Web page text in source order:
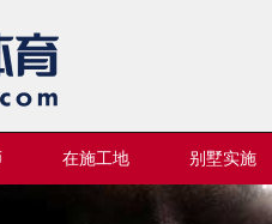
在施工地 别墅实施